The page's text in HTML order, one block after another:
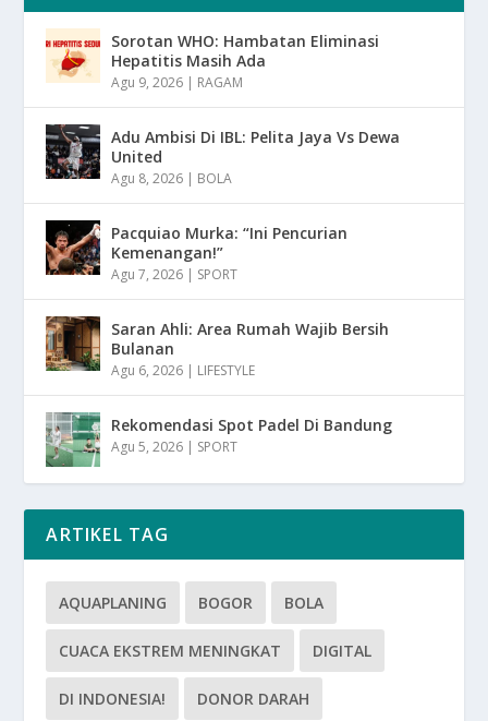
Sorotan WHO: Hambatan Eliminasi
Hepatitis Masih Ada
Agu 9, 2026 | RAGAM
Adu Ambisi Di IBL: Pelita Jaya Vs Dewa
United
Agu 8, 2026 | BOLA
Pacquiao Murka: “Ini Pencurian
Kemenangan!”
Agu 7, 2026 | SPORT
Saran Ahli: Area Rumah Wajib Bersih
Bulanan
Agu 6, 2026 | LIFESTYLE
Rekomendasi Spot Padel Di Bandung
Agu 5, 2026 | SPORT
ARTIKEL TAG
AQUAPLANING BOGOR BOLA
CUACA EKSTREM MENINGKAT DIGITAL
DI INDONESIA! DONOR DARAH